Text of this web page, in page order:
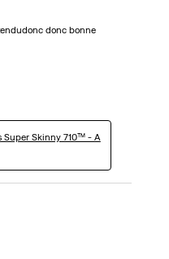
donc bonne
Super Skinny 710™ - A